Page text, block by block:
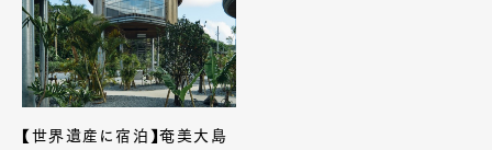
【世界遺産に宿泊】奄美大島